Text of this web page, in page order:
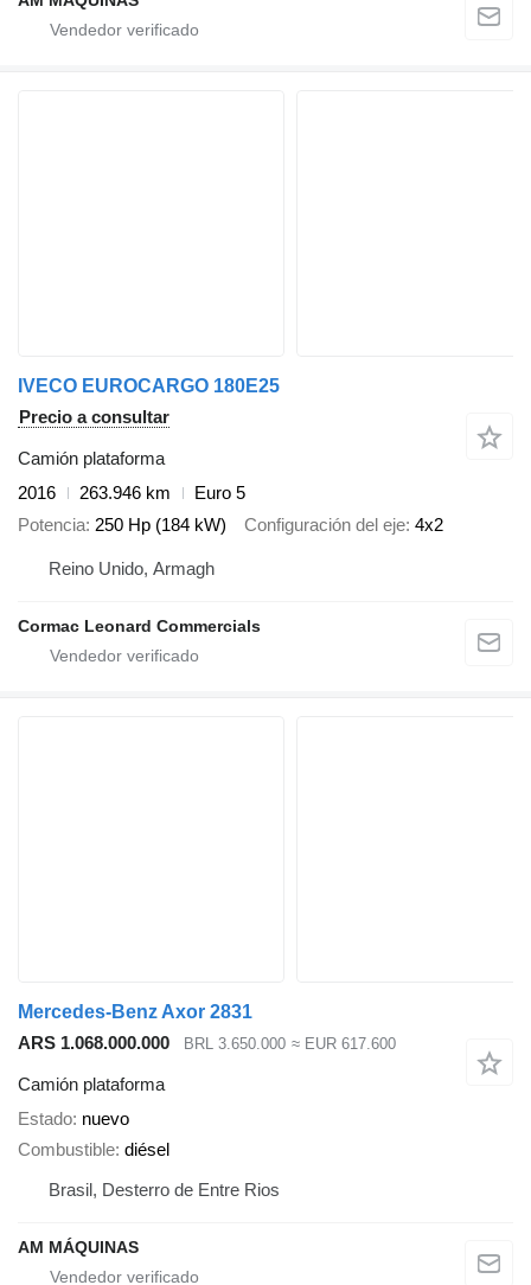
IVECO EUROCARGO 180E25
Precio a consultar
Camión plataforma
2016
263.946 km
Euro 5
Potencia 250 Hp (184 kW) Configuración del eje 4x2
Reino Unido, Armagh
Cormac Leonard Commercials
Mercedes-Benz Axor 2831
ARS 1.068.000.000
BRL 3.650.000 ≈ EUR 617.600
Camión plataforma
Estado nuevo
Combustible diésel
Brasil, Desterro de Entre Rios
AM MÁQUINAS